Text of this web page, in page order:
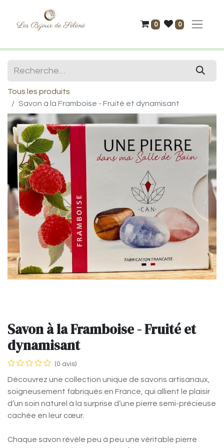
0 0
Tous les produits
Savon à la Framboise - Fruité et dynamisant
Savon à la Framboise - Fruité et
dynamisant
(0 avis)
Découvrez une collection unique de savons artisanaux,
soigneusement fabriqués en France, qui allient le plaisir
d’un soin naturel à la surprise d’une pierre semi-précieuse
cachée en leur cœur.
Chaque savon révèle peu à peu une véritable pierre